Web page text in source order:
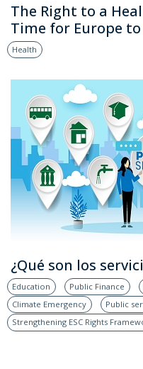
The Right to a
Time for Europe
Health
¿Qué son los
Education Public Finance
Climate Emergency
Public
Strengthening ESC Rights